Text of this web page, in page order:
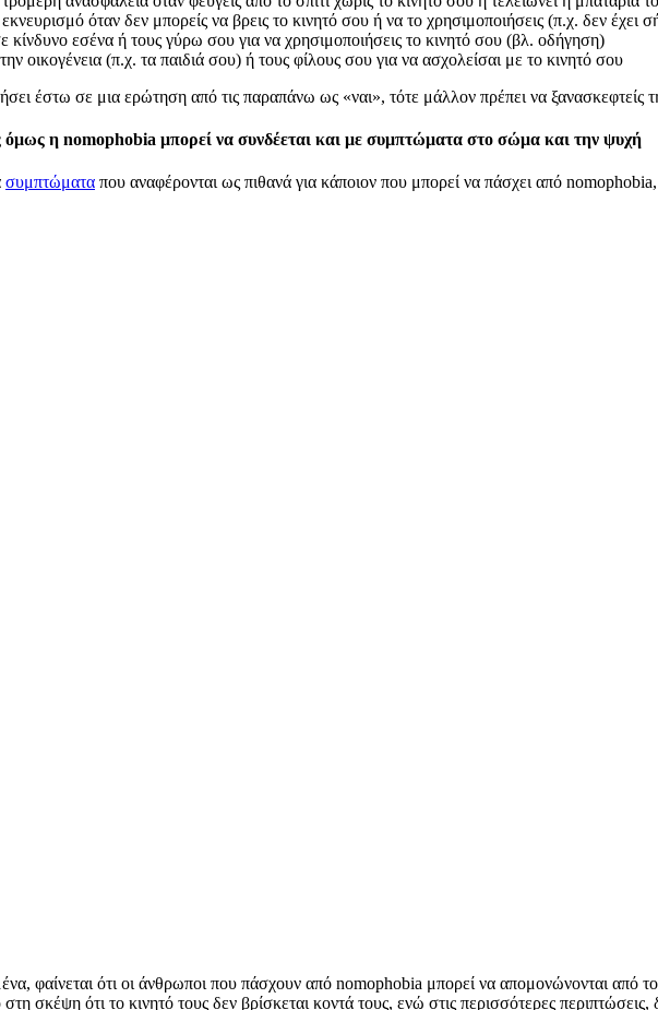
όταν δεν μπορείς να βρεις το κινητό σου ή να το χρησιμοποιήσεις (π.χ. δεν
κίνδυνο εσένα ή τους γύρω σου για να χρησιμοποιήσεις το κινητό σου (βλ. οδήγηση)
οικογένεια (π.χ. τα παιδιά σου) ή τους φίλους σου για να ασχολείσαι με το κινητό σου
έστω σε μια ερώτηση από τις παραπάνω ως «ναι», τότε μάλλον πρέπει να ξανασκεφτείς
όμως η nomophobia μπορεί να συνδέεται και με συμπτώματα στο σώμα και την ψυχή
συμπτώματα που αναφέρονται ως πιθανά για κάποιον που μπορεί να πάσχει από
φαίνεται ότι οι άνθρωποι που πάσχουν από nomophobia μπορεί να απομονώνονται
στη σκέψη ότι το κινητό τους δεν βρίσκεται κοντά τους, ενώ στις περισσότερες